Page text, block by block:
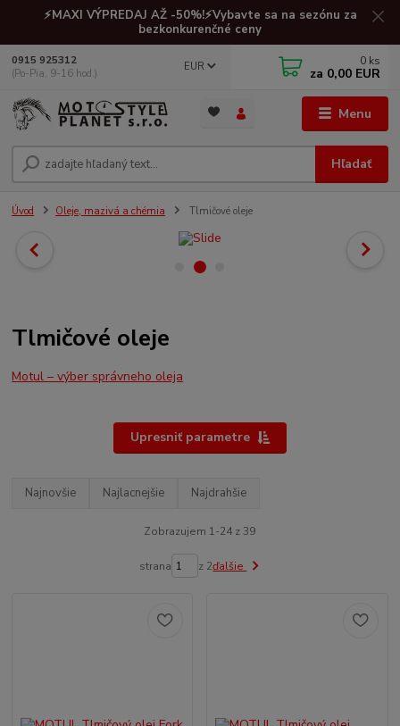
⚡MAXI VÝPREDAJ AŽ -50%!⚡Vybavte sa na sezónu za
bezkonkurenčné ceny
Menu
EUR
Hľadať
0915 925312
(Po-Pia, 9-16 hod.)
0 ks
za 0,00 EUR
Úvod Oleje, mazivá a chémia Tlmičové oleje
Tlmičové oleje
Motul – výber správneho oleja
Upresniť parametre
Najnovšie Najlacnejšie Najdrahšie
Zobrazujem 1-24 z 39
strana z 2ďalšie